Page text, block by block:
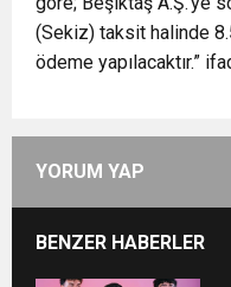
(Sekiz) taksit halinde
ödeme yapılacaktır.”
YORUM YAP
BENZER HABERLER